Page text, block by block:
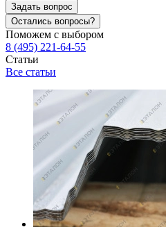
Задать вопрос
Остались вопросы?
Поможем с выбором
8 (495) 221-64-55
Статьи
Все статьи